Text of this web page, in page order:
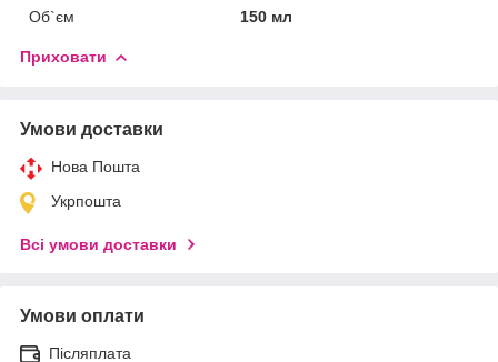
Об`єм
150 мл
Приховати
Умови доставки
Нова Пошта
Укрпошта
Всі умови доставки
Умови оплати
Післяплата